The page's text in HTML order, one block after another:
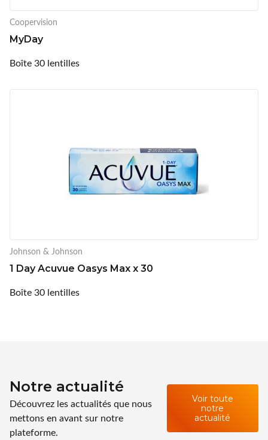
Coopervision
MyDay
Boîte 30 lentilles
Johnson & Johnson
1 Day Acuvue Oasys Max x 30
Boîte 30 lentilles
Notre actualité
Découvrez les actualités que nous
mettons en avant sur notre
plateforme.
Voir toute
notre
actualité